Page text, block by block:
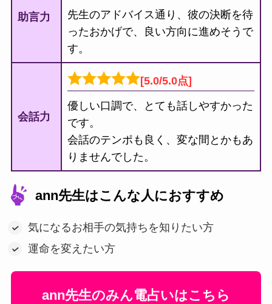
助言力
先生のアドバイス通り、彼の決断を待
ったおかげで、良い方向に進めそうで
す。
会話力
[5.0/5.0点]
優しい口調で、とても話しやすかった
です。
会話のテンポも良く、変な間とかもあ
りませんでした。
ann先生はこんな人におすすめ
気になるお相手の気持ちを知りたい方
運命を変えたい方
ann先生のみん電占いはこちら